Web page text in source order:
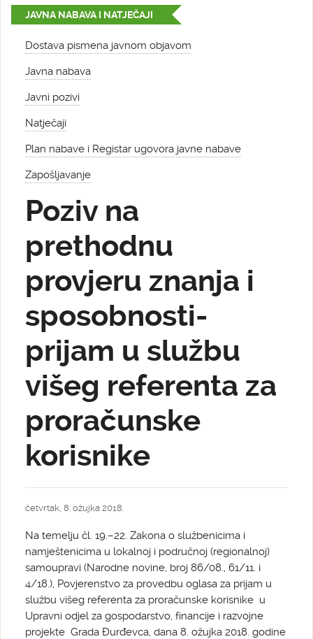
JAVNA NABAVA I NATJEČAJI
Dostava pismena javnom objavom
Javna nabava
Javni pozivi
Natječaji
Plan nabave i Registar ugovora javne nabave
Zapošljavanje
Poziv na
prethodnu
provjeru znanja i
sposobnosti-
prijam u službu
višeg referenta za
proračunske
korisnike
četvrtak, 8. ožujka 2018.
Na temelju čl. 19.–22. Zakona o službenicima i
namještenicima u lokalnoj i područnoj (regionalnoj)
samoupravi (Narodne novine, broj 86/08., 61/11. i
4/18.), Povjerenstvo za provedbu oglasa za prijam u
službu višeg referenta za proračunske korisnike u
Upravni odjel za gospodarstvo, financije i razvojne
projekte Grada Đurđevca, dana 8. ožujka 2018. godine